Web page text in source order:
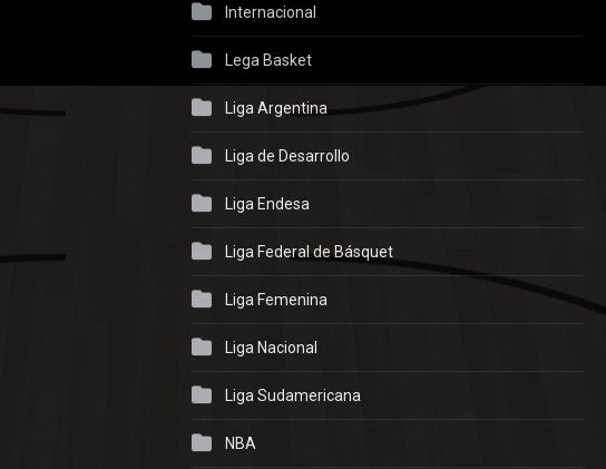
Internacional
Lega Basket
Liga Argentina
Liga de Desarrollo
Liga Endesa
Liga Federal de Básquet
Liga Femenina
Liga Nacional
Liga Sudamericana
NBA